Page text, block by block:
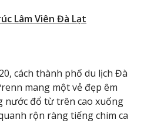
Lâm Viên Đà Lạt
cách thành phố du lịch Đà
mang một vẻ đẹp êm
nước đổ từ trên cao xuống
rộn ràng tiếng chim ca